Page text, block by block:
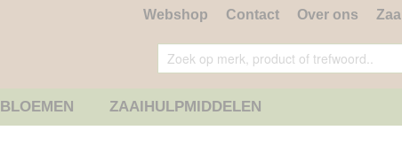
Webshop Contact Over ons
BLOEMEN ZAAIHULPMIDDELEN